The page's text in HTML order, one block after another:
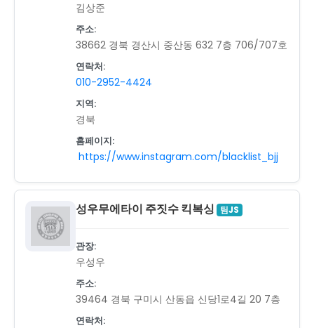
김상준
주소:
38662 경북 경산시 중산동 632 7층 706/707호
연락처:
010-2952-4424
지역:
경북
홈페이지:
https://www.instagram.com/blacklist_bjj
성우무에타이 주짓수 킥복싱 팀JS
관장:
우성우
주소:
39464 경북 구미시 산동읍 신당1로4길 20 7층
연락처: